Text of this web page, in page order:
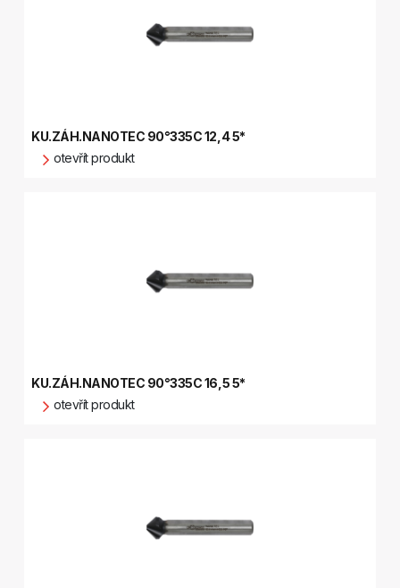
KU.ZÁH.NANOTEC 90°335C 12,4 5*
otevřít produkt
KU.ZÁH.NANOTEC 90°335C 16,5 5*
otevřít produkt